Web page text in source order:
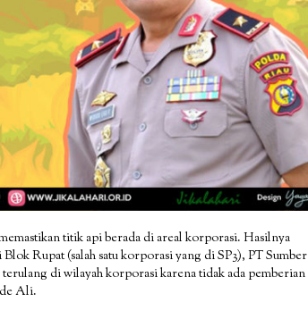
titik api berada di areal korporasi. Hasilnya
Rupat (salah satu korporasi yang di SP3), PT Sumber
di wilayah korporasi karena tidak ada pemberian
Ali.